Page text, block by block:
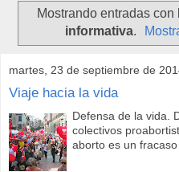
Mostrando entradas con
informativa.
martes, 23 de septiembre de
Viaje hacia la vida
Defensa de la vida.
colectivos
aborto es un fracaso